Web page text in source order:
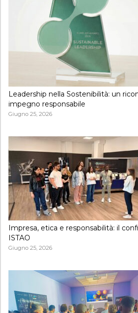
Leadership nella Sostenibilità: un
impegno responsabile
Giugno 25, 2026
Impresa, etica e responsabilità: il
ISTAO
Giugno 25, 2026